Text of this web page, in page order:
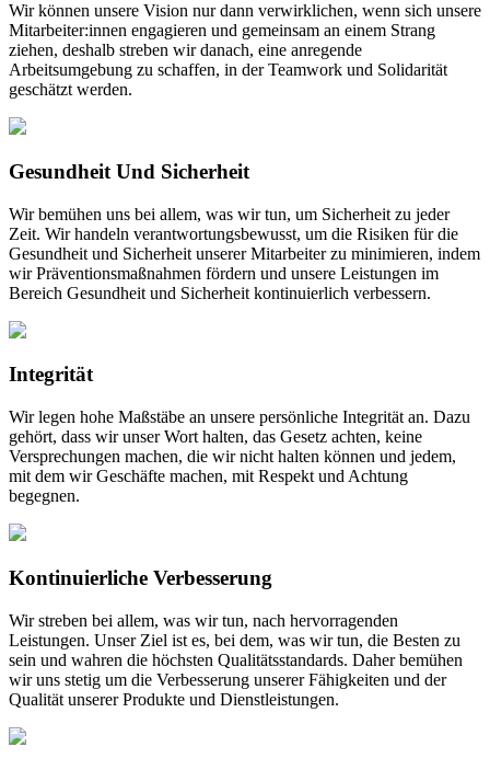
Wir können unsere Vision nur dann verwirklichen, wenn sich unsere
Mitarbeiter:innen engagieren und gemeinsam an einem Strang
ziehen, deshalb streben wir danach, eine anregende
Arbeitsumgebung zu schaffen, in der Teamwork und Solidarität
geschätzt werden.
Gesundheit Und Sicherheit
Wir bemühen uns bei allem, was wir tun, um Sicherheit zu jeder
Zeit. Wir handeln verantwortungsbewusst, um die Risiken für die
Gesundheit und Sicherheit unserer Mitarbeiter zu minimieren, indem
wir Präventionsmaßnahmen fördern und unsere Leistungen im
Bereich Gesundheit und Sicherheit kontinuierlich verbessern.
Integrität
Wir legen hohe Maßstäbe an unsere persönliche Integrität an. Dazu
gehört, dass wir unser Wort halten, das Gesetz achten, keine
Versprechungen machen, die wir nicht halten können und jedem,
mit dem wir Geschäfte machen, mit Respekt und Achtung
begegnen.
Kontinuierliche Verbesserung
Wir streben bei allem, was wir tun, nach hervorragenden
Leistungen. Unser Ziel ist es, bei dem, was wir tun, die Besten zu
sein und wahren die höchsten Qualitätsstandards. Daher bemühen
wir uns stetig um die Verbesserung unserer Fähigkeiten und der
Qualität unserer Produkte und Dienstleistungen.